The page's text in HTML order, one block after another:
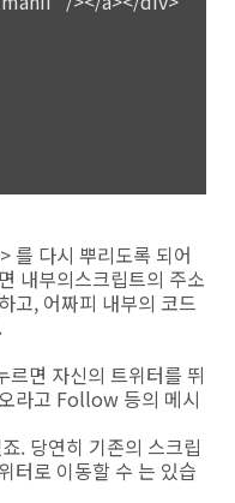
를 다시 뿌리도록 되어
내부의스크립트의 주소
고, 어짜피 내부의 코드
르면 자신의 트위터를 뛰
라고 Follow 등의 메시
. 당연히 기존의 스크립
터로 이동할 수 는 있습